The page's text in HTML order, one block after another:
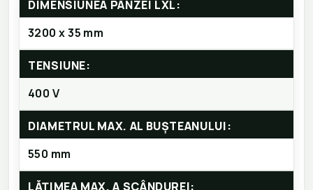
DIMENSIUNEA PÂNZEI LXL:
3200 x 35 mm
TENSIUNE:
400 V
DIAMETRUL MAX. AL BUȘTEANULUI:
550 mm
LĂȚIMEA MAX. A SCÂNDUREI: